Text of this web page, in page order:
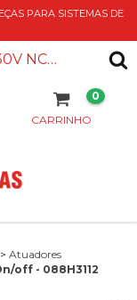
PARA SISTEMAS DE
ATUADOR TÉRMICO TWA-A 230V NC - ON/OFF - 088H3112
CARRINHO
0
> Atuadores
off - 088H3112